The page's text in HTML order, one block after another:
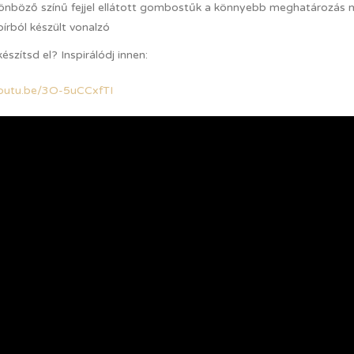
színű fejjel ellátott gombostűk a könnyebb meghatározás
készült vonalzó
el? Inspirálódj innen:
3O-5uCCxfTI